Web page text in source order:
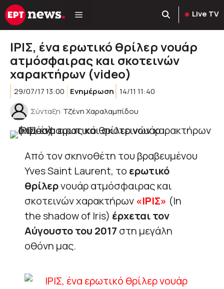
Μετάβαση
σε
Live TV
ΙΡΙΣ, ένα ερωτικό θρίλερ νουάρ
ατμόσφαιρας και σκοτεινών
χαρακτήρων (video)
29/07/17 13:00 Ενημέρωση 14/11 11:40
Σύνταξη Τζένη Χαραλαμπίδου
Από τον σκηνοθέτη του βραβευμένου
Yves Saint Laurent, το ερωτικό
θρίλερνουάρ ατμόσφαιρας και
σκοτεινών χαρακτήρων«ΙΡΙΣ» (In
the shadow of Iris) έρχεται τον
Αύγουστο του 2017 στη μεγάλη
οθόνη μας.